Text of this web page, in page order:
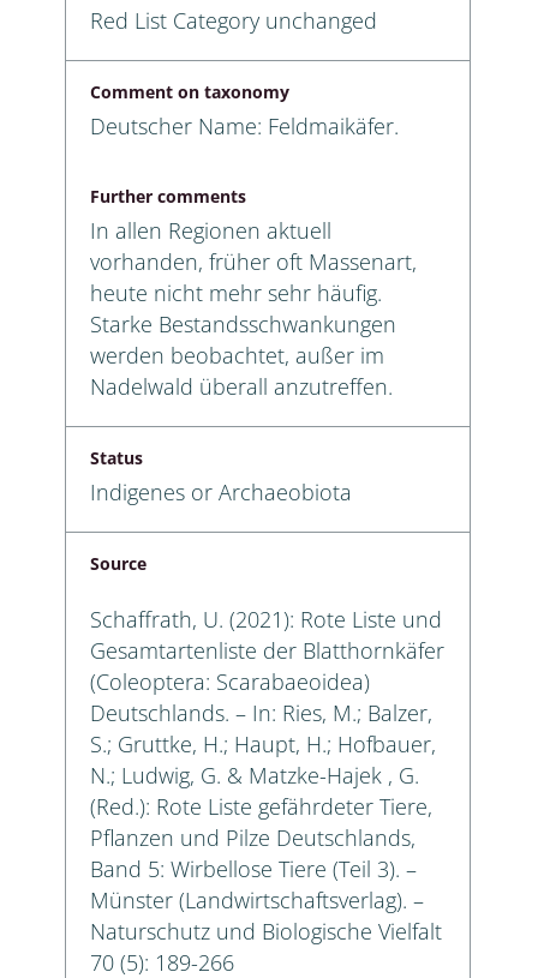
Red List Category unchanged
Comment on taxonomy
Deutscher Name: Feldmaikäfer.
Further comments
In allen Regionen aktuell
vorhanden, früher oft Massenart,
heute nicht mehr sehr häufig.
Starke Bestandsschwankungen
werden beobachtet, außer im
Nadelwald überall anzutreffen.
Status
Indigenes or Archaeobiota
Source
Schaffrath, U. (2021): Rote Liste und
Gesamtartenliste der Blatthornkäfer
(Coleoptera: Scarabaeoidea)
Deutschlands. – In: Ries, M.; Balzer,
S.; Gruttke, H.; Haupt, H.; Hofbauer,
N.; Ludwig, G. & Matzke-Hajek , G.
(Red.): Rote Liste gefährdeter Tiere,
Pflanzen und Pilze Deutschlands,
Band 5: Wirbellose Tiere (Teil 3). –
Münster (Landwirtschaftsverlag). –
Naturschutz und Biologische Vielfalt
70 (5): 189-266